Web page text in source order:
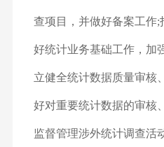
查项目，并做好备案工作
好统计业务基础工作，加
立健全统计数据质量审核
好对重要统计数据的审核
监督管理涉外统计调查活